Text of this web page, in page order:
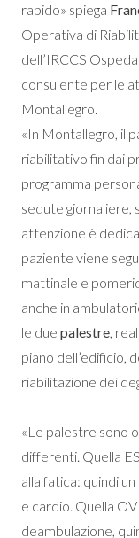
rapido» spiega
Operativa di
dell’IRCCS
consulente per le
Montallegro.
«In Montallegro, il
riabilitativo fin dai
programma
sedute giornaliere,
attenzione è
paziente viene
mattinale e
anche in
le due palestre,
piano dell’edificio,
riabilitazione dei
«Le palestre sono
differenti. Quella
alla fatica: quindi
e cardio. Quella
deambulazione,